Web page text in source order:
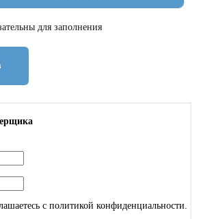
для заполнения
с политикой конфиденциальности.